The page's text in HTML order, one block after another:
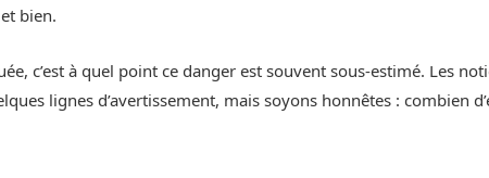
bien.
c’est à quel point ce danger est souvent sous-estimé. Les
lignes d’avertissement, mais soyons honnêtes : combien